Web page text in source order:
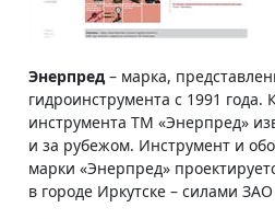
Энерпред – марка,
гидроинструмента с 1991 года.
инструмента ТМ «Энерпред»
и за рубежом. Инструмент и
марки «Энерпред»
в городе Иркутске – силами